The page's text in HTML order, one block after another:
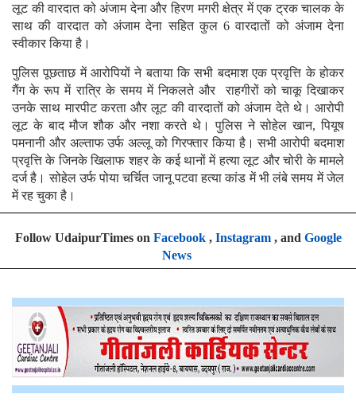
लूट की वारदात को अंजाम देना और हिरण मगरी क्षेत्र में एक ट्रक चालक के
साथ की वारदात को अंजाम देना सहित कुल 6 वारदातों को अंजाम देना
स्वीकार किया है।
पुलिस पूछताछ में आरोपियों ने बताया कि सभी बदमाश एक प्रवृत्ति के होकर
गैंग के रूप में रात्रि के समय में निकलते और राहगीरों को चाकू दिखाकर
उनके साथ मारपीट करता और लूट की वारदातों को अंजाम देते थे। आरोपी
लूट के बाद मौज शौक और नशा करते थे। पुलिस ने सोहेल खान, पियूष
पमनानी और अल्ताफ उर्फ अल्लू को गिरफ्तार किया है। सभी आरोपी बदमाश
प्रवृत्ति के जिनके खिलाफ शहर के कई थानों में हत्या लूट और चोरी के मामले
दर्ज है। सोहेल उर्फ पोया चर्चित जानू पटवा हत्या कांड में भी लंबे समय में जेल
में रह चुका है।
Follow UdaipurTimes on Facebook, Instagram, and Google
News